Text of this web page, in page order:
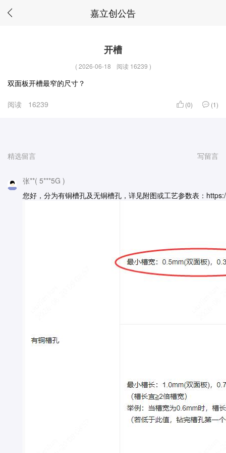
嘉立创公告
开槽
(2026-06-18 阅读 16239 )
双面板开槽最窄的尺寸？
阅读 16239 (0) (1)
精选留言 写留言
张**( 5***5G )
您好，分为有铜槽孔及无铜槽孔，详见附图或工艺参数表：